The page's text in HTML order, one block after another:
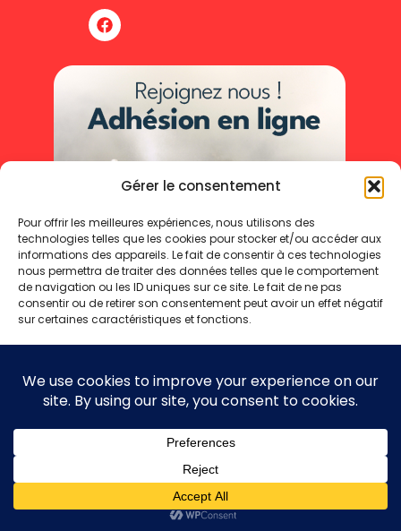
Gérer le consentement
Pour offrir les meilleures expériences, nous utilisons des
technologies telles que les cookies pour stocker et/ou accéder aux
informations des appareils. Le fait de consentir à ces technologies
nous permettra de traiter des données telles que le comportement
de navigation ou les ID uniques sur ce site. Le fait de ne pas
consentir ou de retirer son consentement peut avoir un effet négatif
sur certaines caractéristiques et fonctions.
Refuser
Voir les préférences
Politique de cookiesPolitique de confidentialité
Mentions légales
Politique de confidentialité
Copyright 2025 © - Toute reproduction même partielle interdite